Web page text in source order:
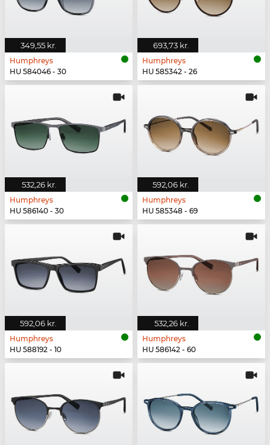
349,55 kr.
Humphreys
HU 584046 - 30
693,73 kr.
Humphreys
HU 585342 - 26
532,26 kr.
Humphreys
HU 586140 - 30
592,06 kr.
Humphreys
HU 585348 - 69
592,06 kr.
Humphreys
HU 588192 - 10
532,26 kr.
Humphreys
HU 586142 - 60